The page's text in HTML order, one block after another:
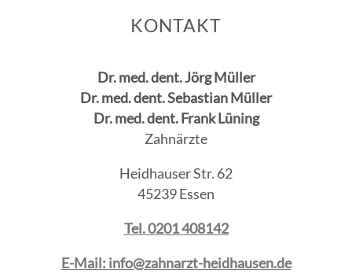
KONTAKT
Dr. med. dent. Jörg Müller
Dr. med. dent. Sebastian Müller
Dr. med. dent. Frank Lüning
Zahnärzte
Heidhauser Str. 62
45239 Essen
Tel. 0201 408142
E-Mail: info@zahnarzt-heidhausen.de